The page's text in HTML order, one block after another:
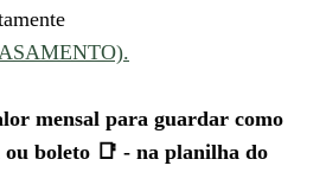
mensal para guardar como
ou boleto 📑 - na planilha do